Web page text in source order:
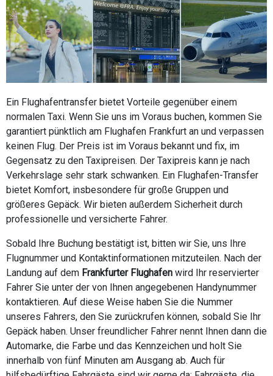
Ein Flughafentransfer bietet Vorteile gegenüber einem
normalen Taxi. Wenn Sie uns im Voraus buchen, kommen Sie
garantiert pünktlich am Flughafen Frankfurt an und verpassen
keinen Flug. Der Preis ist im Voraus bekannt und fix, im
Gegensatz zu den Taxipreisen. Der Taxipreis kann je nach
Verkehrslage sehr stark schwanken. Ein Flughafen-Transfer
bietet Komfort, insbesondere für große Gruppen und
größeres Gepäck. Wir bieten außerdem Sicherheit durch
professionelle und versicherte Fahrer.
Sobald Ihre Buchung bestätigt ist, bitten wir Sie, uns Ihre
Flugnummer und Kontaktinformationen mitzuteilen. Nach der
Landung auf dem Frankfurter Flughafen wird Ihr reservierter
Fahrer Sie unter der von Ihnen angegebenen Handynummer
kontaktieren. Auf diese Weise haben Sie die Nummer
unseres Fahrers, den Sie zurückrufen können, sobald Sie Ihr
Gepäck haben. Unser freundlicher Fahrer nennt Ihnen dann die
Automarke, die Farbe und das Kennzeichen und holt Sie
innerhalb von fünf Minuten am Ausgang ab. Auch für